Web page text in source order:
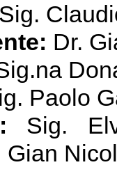
Sig.
Dr.
Paolo
Sig.